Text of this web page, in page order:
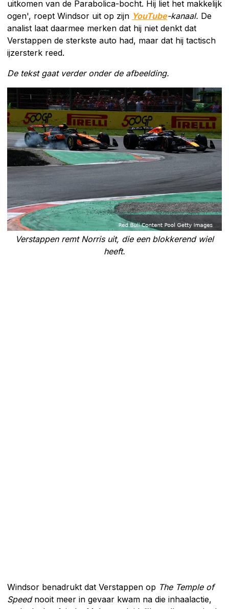
uitkomen van de Parabolica-bocht. Hij liet het makkelijk
ogen', roept Windsor uit op zijn YouTube-kanaal. De
analist laat daarmee merken dat hij niet denkt dat
Verstappen de sterkste auto had, maar dat hij tactisch
ijzersterk reed.
De tekst gaat verder onder de afbeelding.
Verstappen remt Norris uit, die een blokkerend wiel
heeft.
Windsor benadrukt dat Verstappen op The Temple of
Speednooit meer in gevaar kwam na die inhaalactie,